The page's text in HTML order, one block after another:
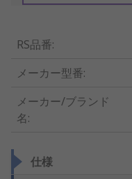
RS品番:
メーカー型番:
メーカー/ブランド
名:
仕様